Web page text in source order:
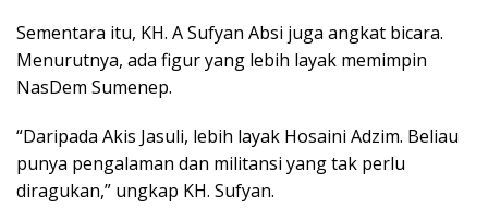
Sementara itu, KH. A Sufyan Absi juga angkat bicara.
Menurutnya, ada figur yang lebih layak memimpin
NasDem Sumenep.
“Daripada Akis Jasuli, lebih layak Hosaini Adzim. Beliau
punya pengalaman dan militansi yang tak perlu
diragukan,” ungkap KH. Sufyan.